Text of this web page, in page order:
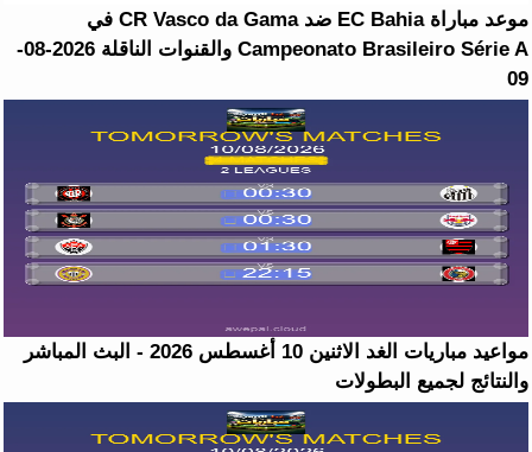
موعد مباراة EC Bahia ضد CR Vasco da Gama في
Campeonato Brasileiro Série A والقنوات الناقلة 2026-08-
09
مواعيد مباريات الغد الاثنين 10 أغسطس 2026 - البث المباشر
والنتائج لجميع البطولات